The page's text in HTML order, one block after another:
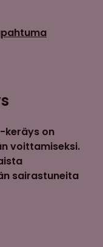
keräys on
voittamiseksi.
sairastuneita